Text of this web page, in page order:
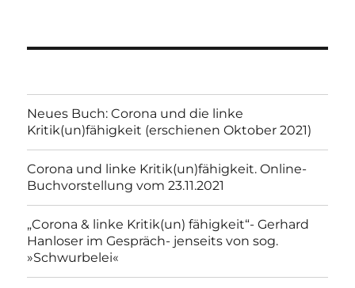
Neues Buch: Corona und die linke
Kritik(un)fähigkeit (erschienen Oktober 2021)
Corona und linke Kritik(un)fähigkeit. Online-
Buchvorstellung vom 23.11.2021
„Corona & linke Kritik(un) fähigkeit“- Gerhard
Hanloser im Gespräch- jenseits von sog.
»Schwurbelei«